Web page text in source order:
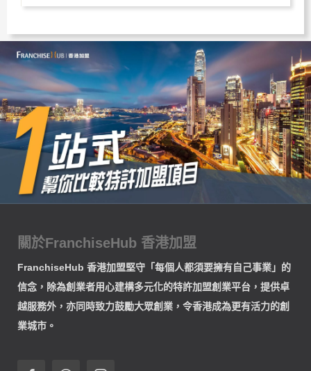
關於FranchiseHub 香港加盟
FranchiseHub 香港加盟堅守「每個人都須要擁有自己事業」的
信念，除為創業者用心建構多元化的特許加盟創業平台，提供卓
越服務外，亦同時致力鼓勵大眾創業，令香港成為更有活力的創
業城市。